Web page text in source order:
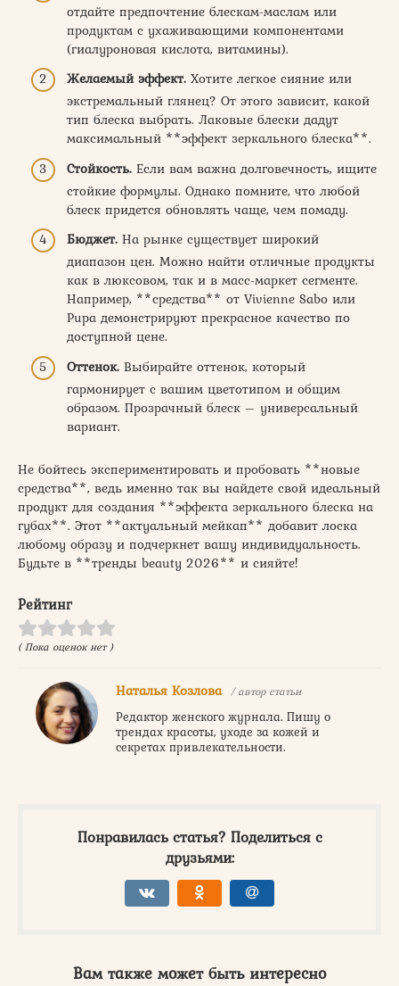
отдайте предпочтение блескам-маслам или
продуктам с ухаживающими компонентами
(гиалуроновая кислота, витамины).
Желаемый эффект. Хотите легкое сияние или
экстремальный глянец? От этого зависит, какой
тип блеска выбрать. Лаковые блески дадут
максимальный **эффект зеркального блеска**.
Стойкость. Если вам важна долговечность, ищите
стойкие формулы. Однако помните, что любой
блеск придется обновлять чаще, чем помаду.
Бюджет. На рынке существует широкий
диапазон цен. Можно найти отличные продукты
как в люксовом, так и в масс-маркет сегменте.
Например, **средства** от Vivienne Sabo или
Pupa демонстрируют прекрасное качество по
доступной цене.
Оттенок. Выбирайте оттенок, который
гармонирует с вашим цветотипом и общим
образом. Прозрачный блеск – универсальный
вариант.
Не бойтесь экспериментировать и пробовать **новые
средства**, ведь именно так вы найдете свой идеальный
продукт для создания **эффекта зеркального блеска на
губах**. Этот **актуальный мейкап** добавит лоска
любому образу и подчеркнет вашу индивидуальность.
Будьте в **тренды beauty 2026** и сияйте!
Рейтинг
( Пока оценок нет )
Наталья Козлова / автор статьи
Редактор женского журнала. Пишу о
трендах красоты, уходе за кожей и
секретах привлекательности.
Понравилась статья? Поделиться с
друзьями:
Вам также может быть интересно